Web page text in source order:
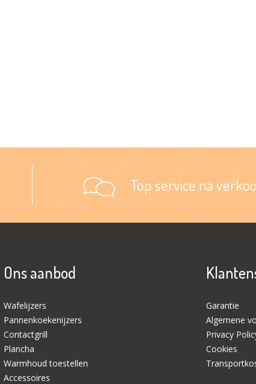
Top service na
Ons aanbod
Wafelijzers
Pannenkoekenijzers
Contactgrill
Plancha
Warmhoud toestellen
Accessoires
Garantie
Algemene
Privacy
Cookies